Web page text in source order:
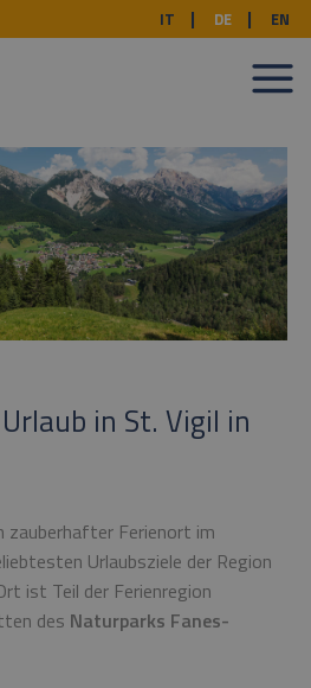
IT DE EN
in St. Vigil in
zauberhafter Ferienort im
Urlaubsziele der Region
ist Teil der Ferienregion
des Naturparks Fanes-